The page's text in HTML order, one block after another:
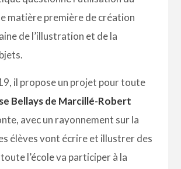
matière première de création
de l’illustration et de la
il propose un projet pour toute
Bellays de Marcillé-Robert
avec un rayonnement sur la
élèves vont écrire et illustrer des
l’école va participer à la